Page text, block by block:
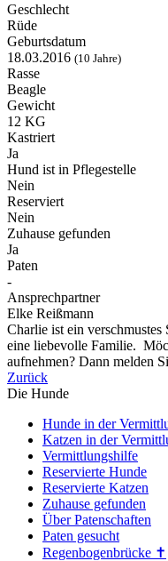
Geschlecht
Rüde
Geburtsdatum
18.03.2016 (10 Jahre)
Rasse
Beagle
Gewicht
12 KG
Kastriert
Ja
Hund ist in Pflegestelle
Nein
Reserviert
Nein
Zuhause gefunden
Ja
Paten
-
Ansprechpartner
Elke Reißmann
Charlie ist ein
eine liebevolle Familie.
aufnehmen? Dann melden
Zurück
Die Hunde
Hunde in der
Katzen in der
Vermittlungshilfe
Reservierte Hunde
Reservierte Katzen
Zuhause gefunden
Über Patenschaften
Paten gesucht
Regenbogenbrücke ✝